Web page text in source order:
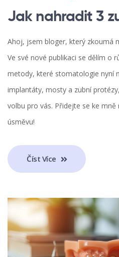
Jak nahradit 3
Ahoj, jsem bloger, který zkoumá
Ve své nové publikaci se dělím o
metody, které stomatologie nyní
implantáty, mosty a zubní
volbu pro vás. Přidejte se ke mně
úsměvu!
Číst Více